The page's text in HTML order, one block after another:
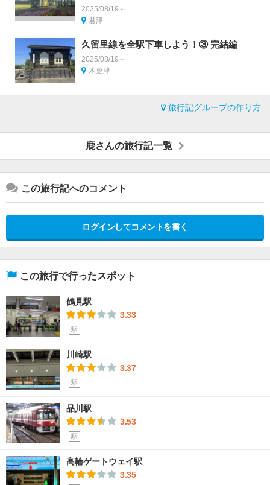
2025/08/19～
君津
久留里線を全駅下車しよう！③ 完結編
2025/08/19～
木更津
旅行記グループの作り方
鹿さんの旅行記一覧
この旅行記へのコメント
ログインしてコメントを書く
この旅行で行ったスポット
鶴見駅
3.33
駅
川崎駅
3.37
駅
品川駅
3.53
駅
高輪ゲートウェイ駅
3.35